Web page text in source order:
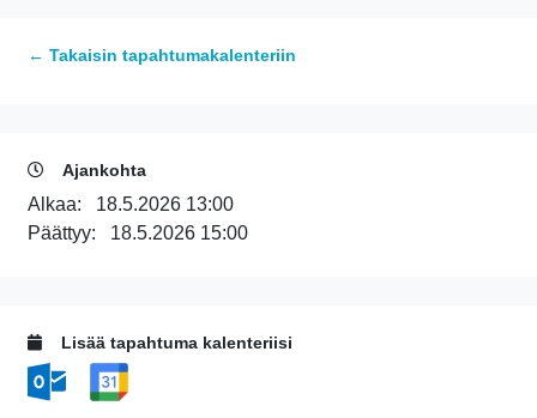
← Takaisin tapahtumakalenteriin
Ajankohta
Alkaa: 18.5.2026 13:00
Päättyy: 18.5.2026 15:00
Lisää tapahtuma kalenteriisi